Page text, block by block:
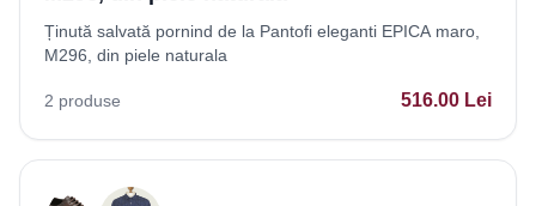
Ținută salvată pornind de la Pantofi eleganti EPICA maro,
M296, din piele naturala
2 produse 516.00 Lei